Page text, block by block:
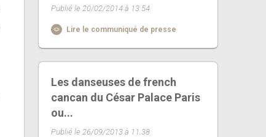
Publié le 20/02/2014 à 13:54
Lire le communiqué de presse
Les danseuses de french
cancan du César Palace Paris
ou...
Publié le 26/09/2013 à 11:38